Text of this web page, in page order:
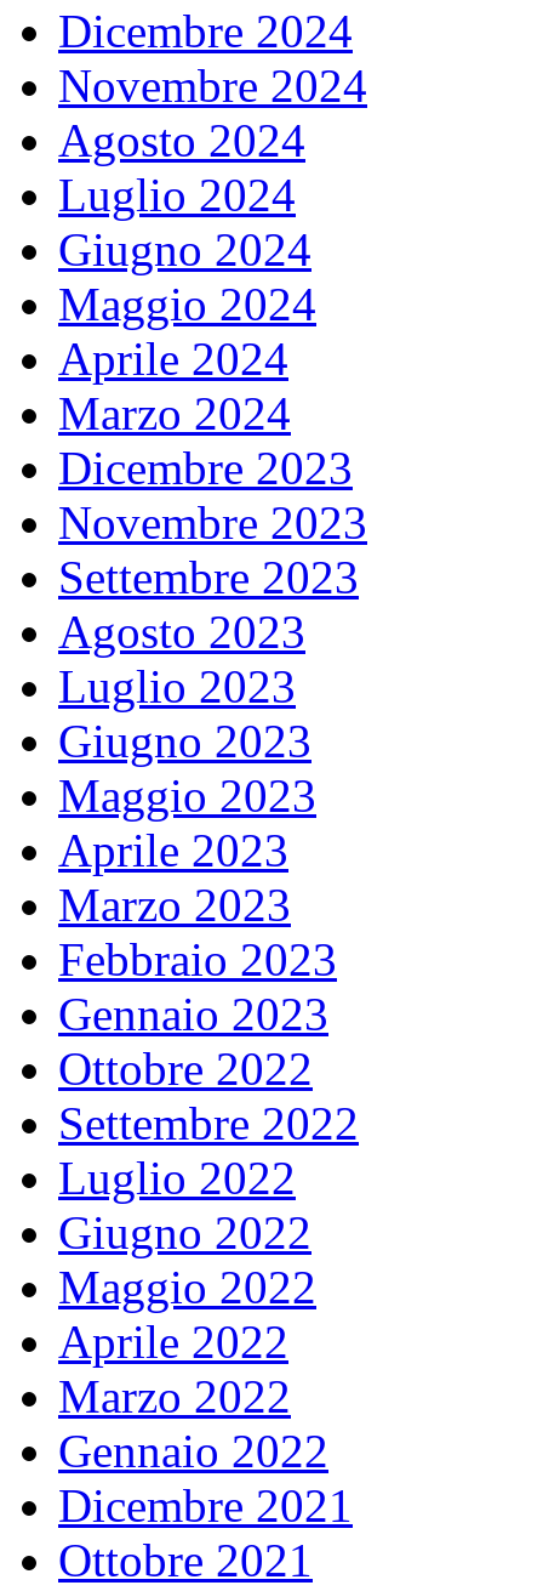
Dicembre 2024
Novembre 2024
Agosto 2024
Luglio 2024
Giugno 2024
Maggio 2024
Aprile 2024
Marzo 2024
Dicembre 2023
Novembre 2023
Settembre 2023
Agosto 2023
Luglio 2023
Giugno 2023
Maggio 2023
Aprile 2023
Marzo 2023
Febbraio 2023
Gennaio 2023
Ottobre 2022
Settembre 2022
Luglio 2022
Giugno 2022
Maggio 2022
Aprile 2022
Marzo 2022
Gennaio 2022
Dicembre 2021
Ottobre 2021